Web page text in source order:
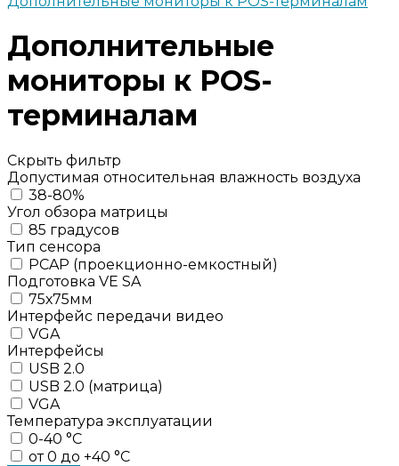
Дополнительные
мониторы к POS-
терминалам
Скрыть фильтр
Допустимая относительная влажность воздуха
38-80%
Угол обзора матрицы
85 градусов
Тип сенсора
PCAP (проекционно-емкостный)
Подготовка VE SA
75х75мм
Интерфейс передачи видео
VGA
Интерфейсы
USB 2.0
USB 2.0 (матрица)
VGA
Температура эксплуатации
0-40 °C
от 0 до +40 °C